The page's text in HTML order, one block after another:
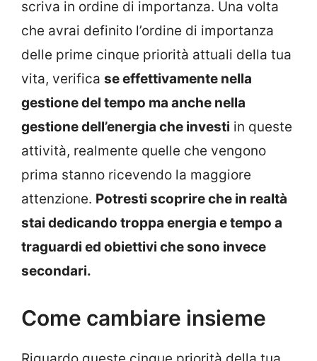
scriva in ordine di importanza. Una volta
che avrai definito l’ordine di importanza
delle prime cinque priorità attuali della tua
vita, verifica se effettivamente nella
gestione del tempo ma anche nella
gestione dell’energia che investi in queste
attività, realmente quelle che vengono
prima stanno ricevendo la maggiore
attenzione. Potresti scoprire che in realtà
stai dedicando troppa energia e tempo a
traguardi ed obiettivi che sono invece
secondari.
Come cambiare insieme